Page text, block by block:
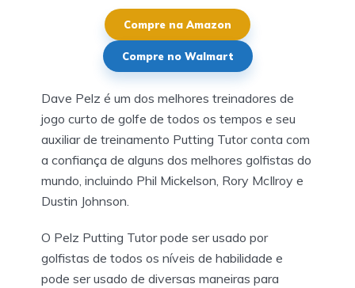
Compre na Amazon
Compre no Walmart
Dave Pelz é um dos melhores treinadores de
jogo curto de golfe de todos os tempos e seu
auxiliar de treinamento Putting Tutor conta com
a confiança de alguns dos melhores golfistas do
mundo, incluindo Phil Mickelson, Rory McIlroy e
Dustin Johnson.
O Pelz Putting Tutor pode ser usado por
golfistas de todos os níveis de habilidade e
pode ser usado de diversas maneiras para